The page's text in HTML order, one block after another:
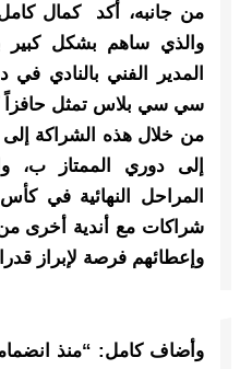
من جانبه، أكد كمال
والذي ساهم بشكل كبير
المدير الفني بالنادي
سي سي بلاس تمثل حافزاً
من خلال هذه الشراكة
إلى دوري الممتاز ب،
المراحل النهائية في
شراكات مع أندية أخرى
وإعطائهم فرصة لإبراز
وأضاف كامل: “منذ